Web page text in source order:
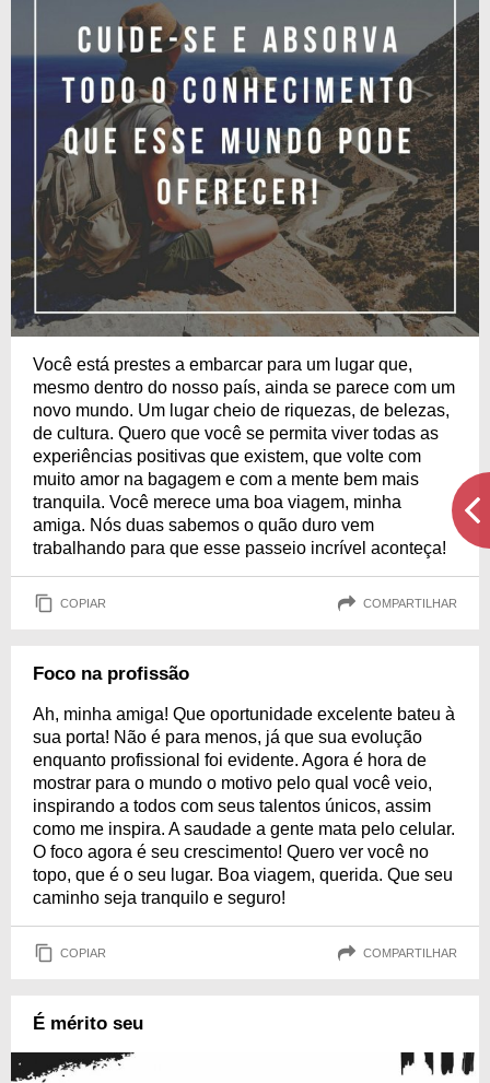
Você está prestes a embarcar para um lugar que,
mesmo dentro do nosso país, ainda se parece com um
novo mundo. Um lugar cheio de riquezas, de belezas,
de cultura. Quero que você se permita viver todas as
experiências positivas que existem, que volte com
muito amor na bagagem e com a mente bem mais
tranquila. Você merece uma boa viagem, minha
amiga. Nós duas sabemos o quão duro vem
trabalhando para que esse passeio incrível aconteça!
COPIAR COMPARTILHAR
Foco na profissão
Ah, minha amiga! Que oportunidade excelente bateu à
sua porta! Não é para menos, já que sua evolução
enquanto profissional foi evidente. Agora é hora de
mostrar para o mundo o motivo pelo qual você veio,
inspirando a todos com seus talentos únicos, assim
como me inspira. A saudade a gente mata pelo celular.
O foco agora é seu crescimento! Quero ver você no
topo, que é o seu lugar. Boa viagem, querida. Que seu
caminho seja tranquilo e seguro!
COPIAR COMPARTILHAR
É mérito seu